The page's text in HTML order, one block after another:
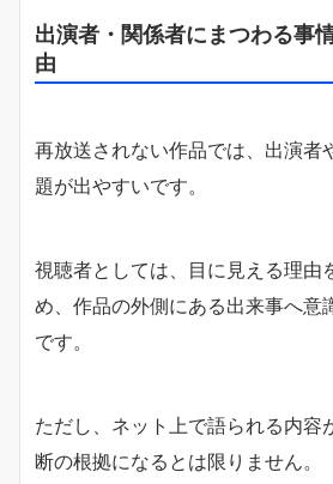
出演者・関係者にまつわる事
由
再放送されない作品では、出演者
題が出やすいです。
視聴者としては、目に見える理由
め、作品の外側にある出来事へ意
です。
ただし、ネット上で語られる内容
断の根拠になるとは限りません。